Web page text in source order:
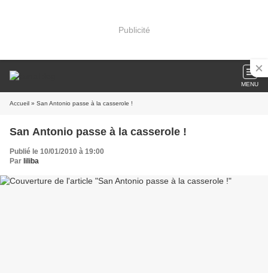
Publicité
MENU
Accueil » San Antonio passe à la casserole !
San Antonio passe à la casserole !
Publié le 10/01/2010 à 19:00
Par liliba